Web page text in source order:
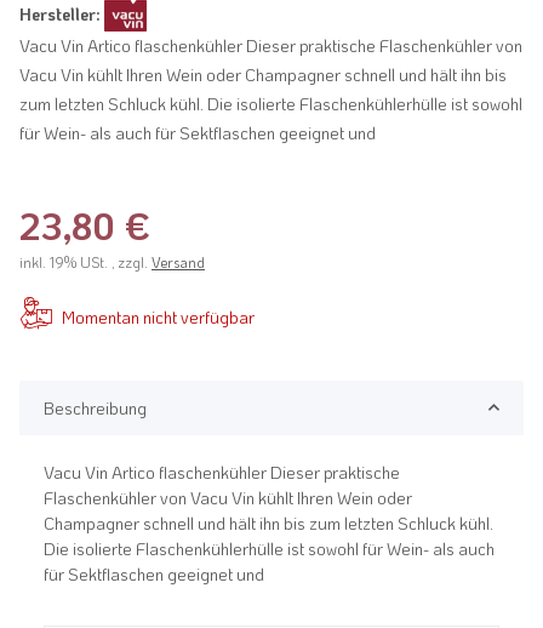
Hersteller:
Vacu Vin Artico flaschenkühler Dieser praktische Flaschenkühler von
Vacu Vin kühlt Ihren Wein oder Champagner schnell und hält ihn bis
zum letzten Schluck kühl. Die isolierte Flaschenkühlerhülle ist sowohl
für Wein- als auch für Sektflaschen geeignet und
23,80 €
inkl. 19% USt. , zzgl. Versand
Momentan nicht verfügbar
Beschreibung
Vacu Vin Artico flaschenkühler Dieser praktische
Flaschenkühler von Vacu Vin kühlt Ihren Wein oder
Champagner schnell und hält ihn bis zum letzten Schluck kühl.
Die isolierte Flaschenkühlerhülle ist sowohl für Wein- als auch
für Sektflaschen geeignet und